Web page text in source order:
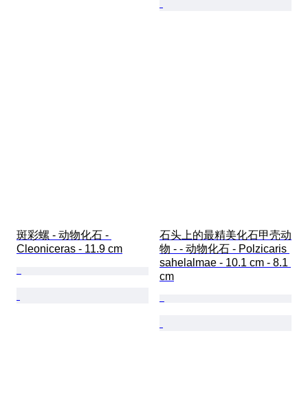
斑彩螺 - 动物化石 -
Cleoniceras - 11.9 cm
石头上的最精美化石甲壳动
物 - - 动物化石 - Polzicaris
sahelalmae - 10.1 cm - 8.1
cm